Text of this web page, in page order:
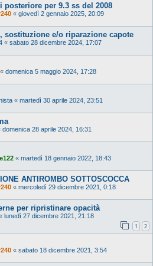
posteriore per 9.3 ss del 2008
« giovedì 2 gennaio 2025, 20:09
sostituzione e/o riparazione capote
« sabato 28 dicembre 2024, 17:07
« domenica 5 maggio 2024, 17:28
« martedì 30 aprile 2024, 23:51
domenica 28 aprile 2024, 16:31
« martedì 18 gennaio 2022, 18:43
ANTIROMBO SOTTOSCOCCA
« mercoledì 29 dicembre 2021, 0:18
per ripristinare opacità
lunedì 27 dicembre 2021, 21:18
1 2
« sabato 18 dicembre 2021, 3:54